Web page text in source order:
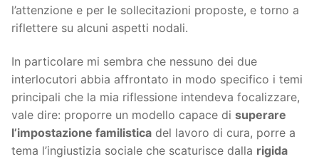
l’attenzione e per le sollecitazioni proposte, e torno a
riflettere su alcuni aspetti nodali.
In particolare mi sembra che nessuno dei due
interlocutori abbia affrontato in modo specifico i temi
principali che la mia riflessione intendeva focalizzare,
vale dire: proporre un modello capace di superare
l’impostazione familistica del lavoro di cura, porre a
tema l’ingiustizia sociale che scaturisce dalla rigida